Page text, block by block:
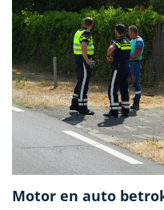
Motor en auto